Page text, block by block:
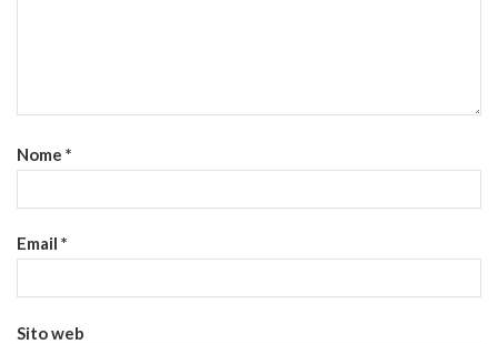
Nome *
Email *
Sito web